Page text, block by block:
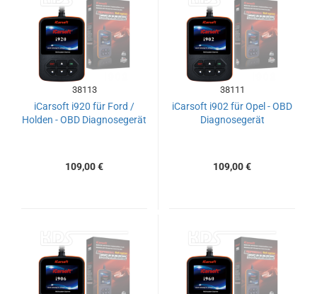
38113
iCarsoft i920 für Ford /
Holden - OBD Diagnosegerät
109,00 €
38111
iCarsoft i902 für Opel - OBD
Diagnosegerät
109,00 €